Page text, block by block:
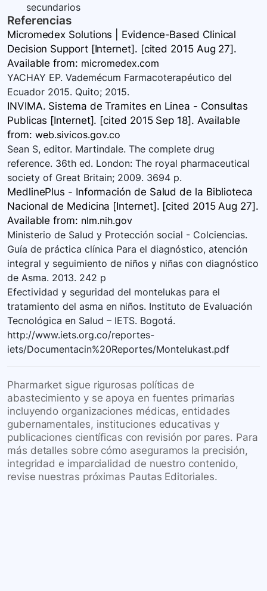
secundarios
Referencias
Micromedex Solutions | Evidence-Based Clinical
Decision Support [Internet]. [cited 2015 Aug 27].
Available from: micromedex.com
YACHAY EP. Vademécum Farmacoterapéutico del
Ecuador 2015. Quito; 2015.
INVIMA. Sistema de Tramites en Linea - Consultas
Publicas [Internet]. [cited 2015 Sep 18]. Available
from: web.sivicos.gov.co
Sean S, editor. Martindale. The complete drug
reference. 36th ed. London: The royal pharmaceutical
society of Great Britain; 2009. 3694 p.
MedlinePlus - Información de Salud de la Biblioteca
Nacional de Medicina [Internet]. [cited 2015 Aug 27].
Available from: nlm.nih.gov
Ministerio de Salud y Protección social - Colciencias.
Guía de práctica clínica Para el diagnóstico, atención
integral y seguimiento de niños y niñas con diagnóstico
de Asma. 2013. 242 p
Efectividad y seguridad del montelukas para el
tratamiento del asma en niños. Instituto de Evaluación
Tecnológica en Salud – IETS. Bogotá.
http://www.iets.org.co/reportes-
iets/Documentacin%20Reportes/Montelukast.pdf
Pharmarket sigue rigurosas políticas de
abastecimiento y se apoya en fuentes primarias
incluyendo organizaciones médicas, entidades
gubernamentales, instituciones educativas y
publicaciones científicas con revisión por pares. Para
más detalles sobre cómo aseguramos la precisión,
integridad e imparcialidad de nuestro contenido,
revise nuestras próximas Pautas Editoriales.